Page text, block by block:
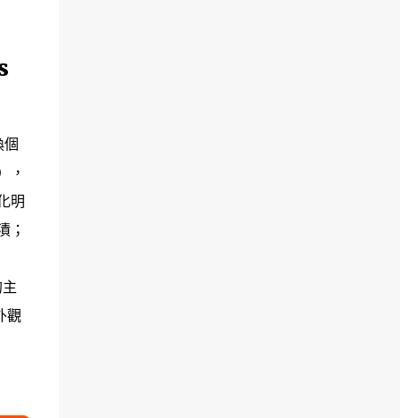
個
，
明
；
觀